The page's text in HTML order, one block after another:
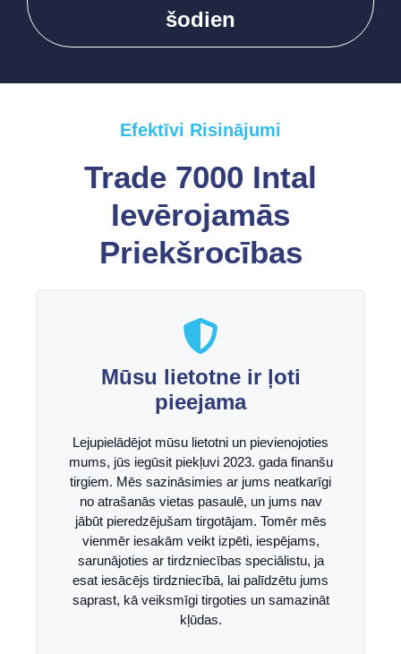
šodien
Efektīvi Risinājumi
Trade 7000 Intal
Ievērojamās
Priekšrocības
Mūsu lietotne ir ļoti
pieejama
Lejupielādējot mūsu lietotni un pievienojoties
mums, jūs iegūsit piekļuvi 2023. gada finanšu
tirgiem. Mēs sazināsimies ar jums neatkarīgi
no atrašanās vietas pasaulē, un jums nav
jābūt pieredzējušam tirgotājam. Tomēr mēs
vienmēr iesakām veikt izpēti, iespējams,
sarunājoties ar tirdzniecības speciālistu, ja
esat iesācējs tirdzniecībā, lai palīdzētu jums
saprast, kā veiksmīgi tirgoties un samazināt
kļūdas.